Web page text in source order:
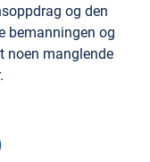
og den
bemanningen og
noen manglende